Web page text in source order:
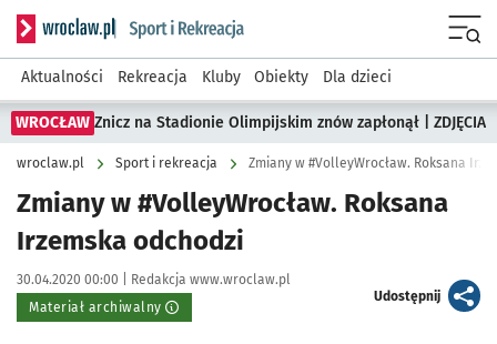
Serwis informacyjny wroclaw.pl podserwis: Sport i rekreacja
Aktualności Rekreacja Kluby Obiekty Dla dzieci
WROCŁAW Znicz na Stadionie Olimpijskim znów zapłonął | ZDJĘCIA
wroclaw.pl Sport i rekreacja Zmiany w #VolleyWrocław. Roksana
Zmiany w #VolleyWrocław. Roksana
Irzemska odchodzi
Data publikacji:
30.04.2020 00:00 | Autor:
Redakcja www.wroclaw.pl
Materiał archiwalny
Udostępnijartykuł